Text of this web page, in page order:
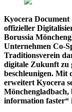
Kyocera Document
offizieller
Borussia
Unternehmen Co-
Traditionsverein
digitale Zukunft zu
beschleunigen. Mit
erweitert Kyocera
Mönchengladbach,
information